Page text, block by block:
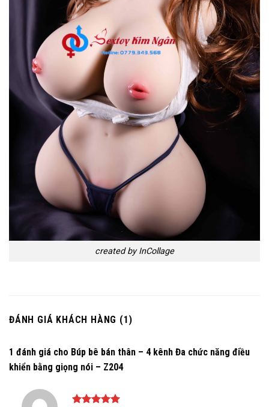
created by InCollage
ĐÁNH GIÁ KHÁCH HÀNG (1)
1 đánh giá cho Búp bê bán thân – 4 kênh Đa chức năng điều
khiển bằng giọng nói – Z204